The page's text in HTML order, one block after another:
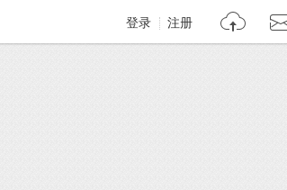
登录 注册